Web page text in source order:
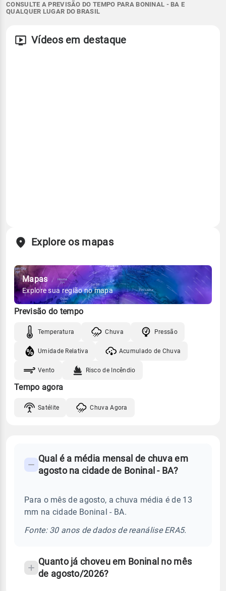
CONSULTE A PREVISÃO DO TEMPO PARA BONINAL - BA E
QUALQUER LUGAR DO BRASIL
Vídeos em destaque
Explore os mapas
Mapas
Explore sua região no mapa
Previsão do tempo
Temperatura Chuva Pressão
Umidade Relativa Acumulado de Chuva
Vento Risco de Incêndio
Tempo agora
Satélite Chuva Agora
Perguntas
sobre
chuva
Qual é a média mensal de chuva em
agosto na cidade de Boninal - BA?
Para o mês de agosto, a chuva média é de 13
mm na cidade Boninal - BA.
Fonte: 30 anos de dados de reanálise ERA5.
Quanto já choveu em Boninal no mês
de agosto/2026?